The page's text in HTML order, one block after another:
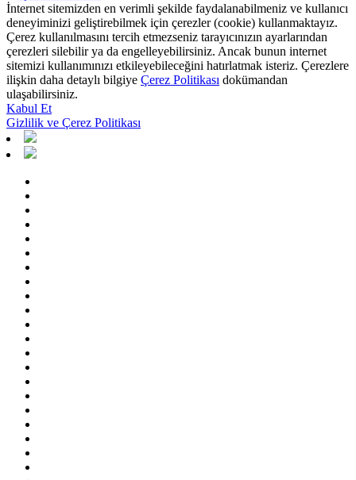
İnternet sitemizden en verimli şekilde faydalanabilmeniz ve kullanıcı
deneyiminizi geliştirebilmek için çerezler (cookie) kullanmaktayız.
Çerez kullanılmasını tercih etmezseniz tarayıcınızın ayarlarından
çerezleri silebilir ya da engelleyebilirsiniz. Ancak bunun internet
sitemizi kullanımınızı etkileyebileceğini hatırlatmak isteriz. Çerezlere
ilişkin daha detaylı bilgiye Çerez Politikası dokümandan
ulaşabilirsiniz.
Kabul Et
Gizlilik ve Çerez Politikası